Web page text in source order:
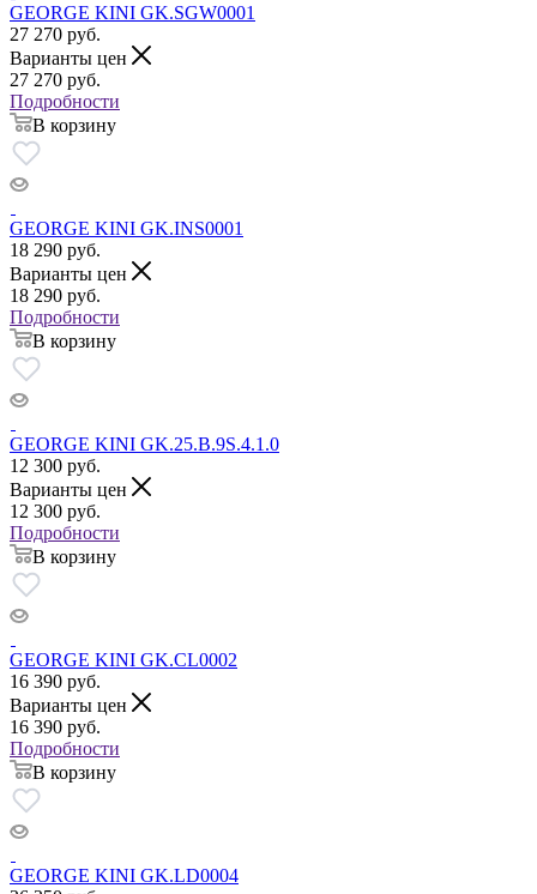
GEORGE KINI GK.SGW0001
27 270 руб.
Варианты цен
27 270 руб.
Подробности
В корзину
GEORGE KINI GK.INS0001
18 290 руб.
Варианты цен
18 290 руб.
Подробности
В корзину
GEORGE KINI GK.25.B.9S.4.1.0
12 300 руб.
Варианты цен
12 300 руб.
Подробности
В корзину
GEORGE KINI GK.CL0002
16 390 руб.
Варианты цен
16 390 руб.
Подробности
В корзину
GEORGE KINI GK.LD0004